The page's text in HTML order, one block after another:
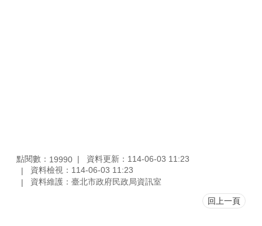
點閱數： 19990
資料更新：114-06-03 11:23
資料檢視：114-06-03 11:23
資料維護：臺北市政府民政局資訊室
回上一頁